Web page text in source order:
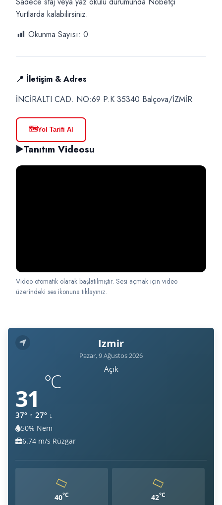
Yurtlarda kalabilirsiniz.
Okunma Sayısı: 0
📍 İletişim & Adres
İNCİRALTI CAD. NO:69 P.K 35340 Balçova/İZMİR
🗺️Yol Tarifi Al
▶️Tanıtım Videosu
Video otomatik olarak başlatılmıştır. Sesi açmak için video
üzerindeki ses ikonuna tıklayınız.
Izmir
Pazar, 9 Ağustos 2026
Açık
31
°C
37º ↑ 27º ↓
Nem:
50% Nem
Rüzgar:
6.74 m/s Rüzgar
40°C 42°C